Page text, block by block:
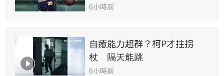
6小時前
自癒能力超群？柯P才拄拐
杖　隔天能跳
6小時前